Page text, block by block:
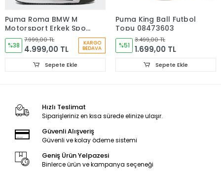
Puma Roma BMW M
Motorsport Erkek Spor
Ayakkabı Beyaz
30911402
%38
7.999,00 TL
4.999,00 TL
KARGO
BEDAVA
Sepete Ekle
Puma King Ball Futbol
Topu 08473603
%51
3.499,00 TL
1.699,00 TL
Sepete Ekle
Hızlı Teslimat
Siparişleriniz en kısa sürede elinize ulaşır.
Güvenli Alışveriş
Güvenli ve kolay ödeme sistemi
Geniş Ürün Yelpazesi
Binlerce ürün ve kampanya seçeneği